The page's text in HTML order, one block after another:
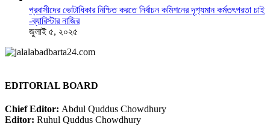
প্রবাসীদের ভোটাধিকার নিশ্চিত করতে নির্বাচন কমিশনের দৃশ‍্যমান কর্মতৎপরতা চাই
-ব্যারিস্টার নাজির
জুলাই ৫, ২০২৫
EDITORIAL BOARD
Chief Editor: Abdul Quddus Chowdhury
Editor: Ruhul Quddus Chowdhury